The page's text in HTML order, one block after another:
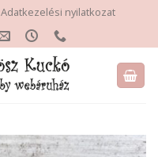
Adatkezelési nyilatkozat